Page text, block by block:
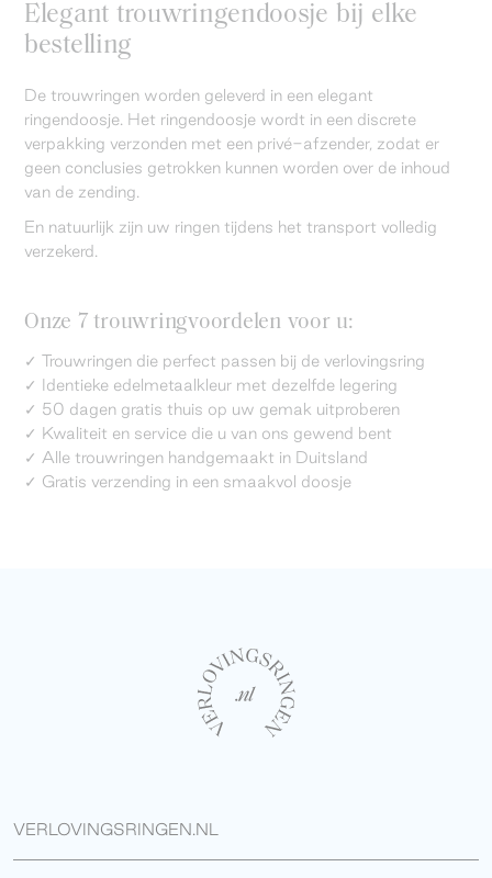
Elegant trouwringendoosje bij elke
bestelling
De trouwringen worden geleverd in een elegant
ringendoosje. Het ringendoosje wordt in een discrete
verpakking verzonden met een privé-afzender, zodat er
geen conclusies getrokken kunnen worden over de inhoud
van de zending.
En natuurlijk zijn uw ringen tijdens het transport volledig
verzekerd.
Onze 7 trouwringvoordelen voor u:
✓ Trouwringen die perfect passen bij de verlovingsring
✓ Identieke edelmetaalkleur met dezelfde legering
✓ 50 dagen gratis thuis op uw gemak uitproberen
✓ Kwaliteit en service die u van ons gewend bent
✓ Alle trouwringen handgemaakt in Duitsland
✓ Gratis verzending in een smaakvol doosje
VERLOVINGSRINGEN.NL